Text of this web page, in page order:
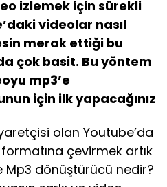
izlemek için sürekli
videolar nasıl
merak ettiği bu
çok basit. Bu yöntem
mp3’e
için ilk yapacağınız
olan Youtube’da
çevirmek artık
Mp3 dönüştürücü nedir?